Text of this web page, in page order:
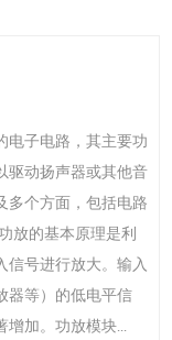
电子电路，其主要功
驱动扬声器或其他音
多个方面，包括电路
放的基本原理是利
信号进行放大。输入
器等）的低电平信
加。功放模块...